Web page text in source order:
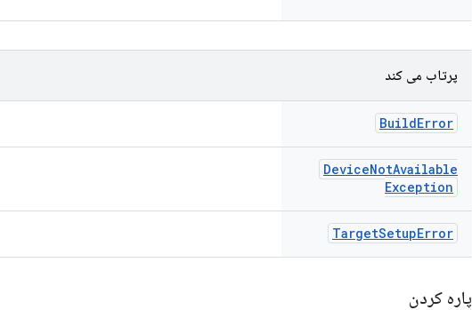
پرتاب می کند
BuildError
DeviceNotAvailable
Exception
TargetSetupError
پاره کردن